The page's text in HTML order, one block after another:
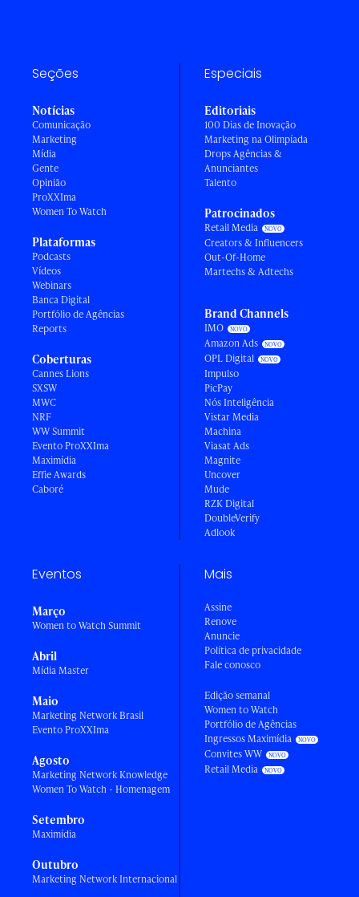
Seções
Notícias
Comunicação
Marketing
Mídia
Gente
Opinião
ProXXIma
Women To Watch
Plataformas
Podcasts
Vídeos
Webinars
Banca Digital
Portfólio de Agências
Reports
Coberturas
Cannes Lions
SXSW
MWC
NRF
WW Summit
Evento ProXXIma
Maximídia
Effie Awards
Caboré
Especiais
Editoriais
100 Dias de Inovação
Marketing na Olimpíada
Drops Agências &
Anunciantes
Talento
Patrocinados
Retail Media
Creators & Influencers
Out-Of-Home
Martechs & Adtechs
Brand Channels
IMO
Amazon Ads
OPL Digital
Impulso
PicPay
Nós Inteligência
Vistar Media
Machina
Viasat Ads
Magnite
Uncover
Mude
RZK Digital
DoubleVerify
Adlook
Eventos
Março
Women to Watch Summit
Abril
Mídia Master
Maio
Marketing Network Brasil
Evento ProXXIma
Agosto
Marketing Network Knowledge
Women To Watch - Homenagem
Setembro
Maximídia
Outubro
Marketing Network Internacional
Mais
Assine
Renove
Anuncie
Política de privacidade
Fale conosco
Edição semanal
Women to Watch
Portfólio de Agências
Ingressos Maximídia
Convites WW
Retail Media